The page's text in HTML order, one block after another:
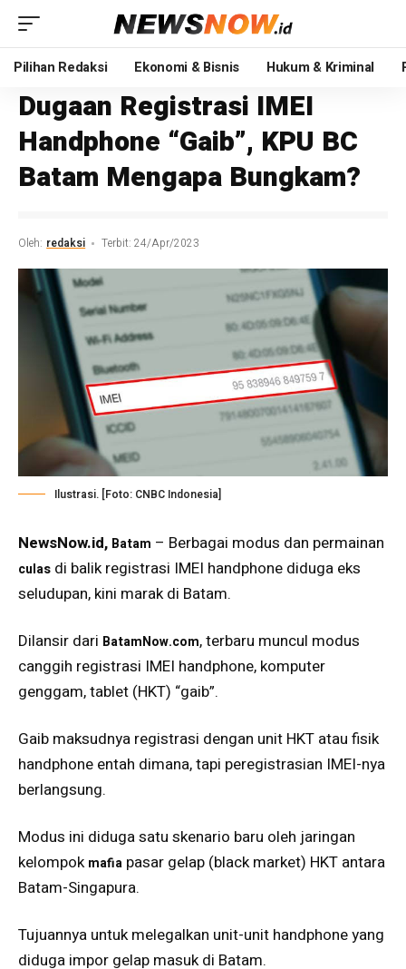
Pilihan Redaksi Ekonomi & Bisnis Hukum & Kriminal
Dugaan Registrasi IMEI
Handphone “Gaib”, KPU BC
Batam Mengapa Bungkam?
Oleh: redaksi Terbit: 24/Apr/2023
Ilustrasi. [Foto: CNBC Indonesia]
NewsNow.id, Batam – Berbagai modus dan permainan
culas di balik registrasi IMEI handphone diduga eks
seludupan, kini marak di Batam.
Dilansir dari BatamNow.com, terbaru muncul modus
canggih registrasi IMEI handphone, komputer
genggam, tablet (HKT) “gaib”.
Gaib maksudnya registrasi dengan unit HKT atau fisik
handphone entah dimana, tapi peregistrasian IMEI-nya
berlangsung.
Modus ini diduga satu skenario baru oleh jaringan
kelompokmafia pasar gelap (black market) HKT antara
Batam-Singapura.
Tujuannya untuk melegalkan unit-unit handphone yang
diduga impor gelap masuk di Batam.